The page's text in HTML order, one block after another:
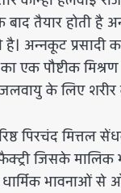
तैयार होती है
अन्नकूट प्रसादी
एक पौष्टीक
के लिए शरीर
पिरचंद मित्तल
जिसके
भावनाओं से